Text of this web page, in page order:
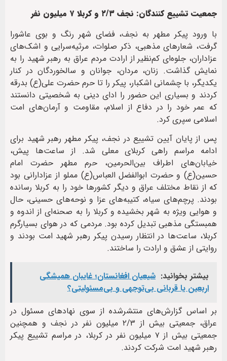
جمعیت تشییع کنندگان: نجف ۲/۳ و کربلا ۷ میلیون نفر
با ورود پیکر مطهر به نجف، فضای شهر رنگ و بوی عاشورا
گرفت، شعارهای مذهبی، ذکر صلوات، مرثیه‌سرایی و اشک‌های
عزاداران، جلوه‌ای کم‌نظیر از ارادت مردم عراق به رهبر شهید را به
نمایش گذاشت. زنان، مردان، جوانان و سالخوردگان در کنار
یکدیگر، با چشمانی اشکبار، پیکر را تا حرم حضرت علی(ع) بدرقه
کردند و بسیاری این حضور را ادای دینی به شخصیتی دانستند
که عمر خود را در دفاع از اسلام، مقاومت و آرمان‌های امت
اسلامی سپری کرد.
پس از پایان آیین تشییع در نجف، پیکر مطهر رهبر شهید برای
ادامه مراسم راهی کربلای معلی شد. از ساعت‌ها پیش،
خیابان‌های اطراف بین‌الحرمین، حرم مطهر حضرت امام
حسین(ع) و حضرت ابوالفضل العباس(ع) مملو از عزادارانی بود
که از نقاط مختلف عراق و دیگر کشورها خود را به کربلا رسانده
بودند. پرچم‌های سیاه، کتیبه‌های عزا و نوحه‌های حسینی، حال
و هوایی ویژه به شهر بخشیده و کربلا را به صحنه‌ای از اندوه و
همبستگی مذهبی تبدیل کرده بود. مردمی که در هوای بسیار‌گرم
کربلا، ساعت‌ها در انتظار رسیدن پیکر رهبر شهید امت بودند و
روایتی از عشق و ارادت را ساختند.
بیشتر بخوانید: شیعیان افغانستان؛ غایبان همیشگی
اربعین یا قربانی بی‌توجهی و بی‌مسئولیتی؟
بر اساس گزارش‌های منتشرشده از سوی نهادهای مسئول در
عراق، جمعیتی بیش از ۲/۳ میلیون‌ نفر در نجف و همچنین
جمعیتی بیش از ۷ میلیون نفر در کربلا، در مراسم تشییع پیکر
رهبر شهید امت شرکت کردند.